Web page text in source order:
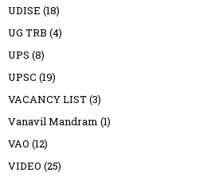
UDISE (18)
UG TRB (4)
UPS (8)
UPSC (19)
VACANCY LIST(3)
Vanavil Mandram (1)
VAO (12)
VIDEO (25)